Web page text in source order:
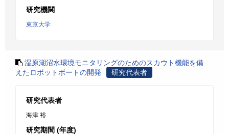
研究機関
東京大学
湿原湖沼水環境モニタリングのためのスカウト機能を備
えたロボットボートの開発
研究代表者
研究代表者
海津 裕
研究期間 (年度)